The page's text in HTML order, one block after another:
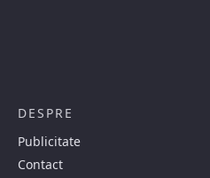
DESPRE
Publicitate
Contact